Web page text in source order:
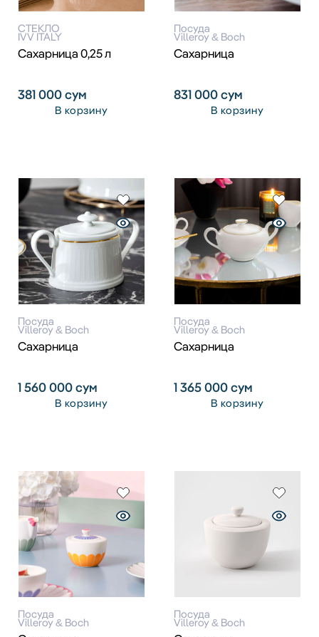
СТЕКЛО
IVV ITALY
Сахарница 0,25 л
381 000сум
В корзину
Посуда
Villeroy & Boch
Сахарница
831 000сум
В корзину
Посуда
Villeroy & Boch
Сахарница
1 560 000сум
В корзину
Посуда
Villeroy & Boch
Сахарница
1 365 000сум
В корзину
Посуда
Villeroy & Boch
Посуда
Villeroy & Boch